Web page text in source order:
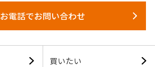
お電話でお問い合わせ
買いたい